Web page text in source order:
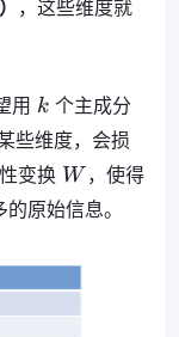
，这些维度就
用 k 个主成分
些维度，会损
变换 W ，使得
原始信息。